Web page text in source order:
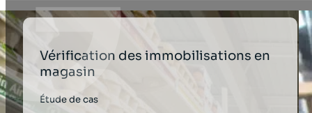
Vérification des immobilisations en
magasin
Étude de cas